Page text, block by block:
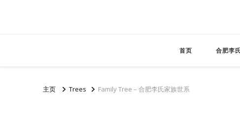
首页 合肥李
主页 Trees Family Tree – 合肥李氏家族世系